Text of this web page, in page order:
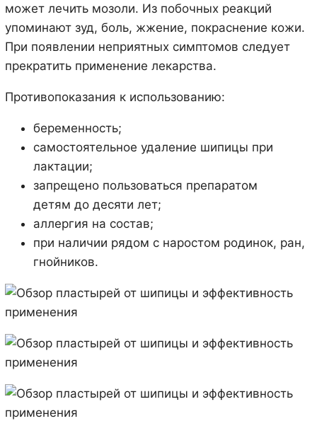
может лечить мозоли. Из побочных реакций
упоминают зуд, боль, жжение, покраснение кожи.
При появлении неприятных симптомов следует
прекратить применение лекарства.
Противопоказания к использованию:
беременность;
самостоятельное удаление шипицы при
лактации;
запрещено пользоваться препаратом
детям до десяти лет;
аллергия на состав;
при наличии рядом с наростом родинок, ран,
гнойников.